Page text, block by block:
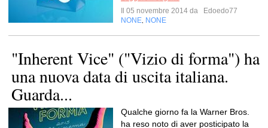
Il 05 novembre 2014 da
Edoedo77
NONE NONE
"Inherent Vice" ("Vizio di forma") ha
una nuova data di uscita italiana.
Guarda...
Qualche giorno fa la Warner Bros.
ha reso noto di aver posticipato la